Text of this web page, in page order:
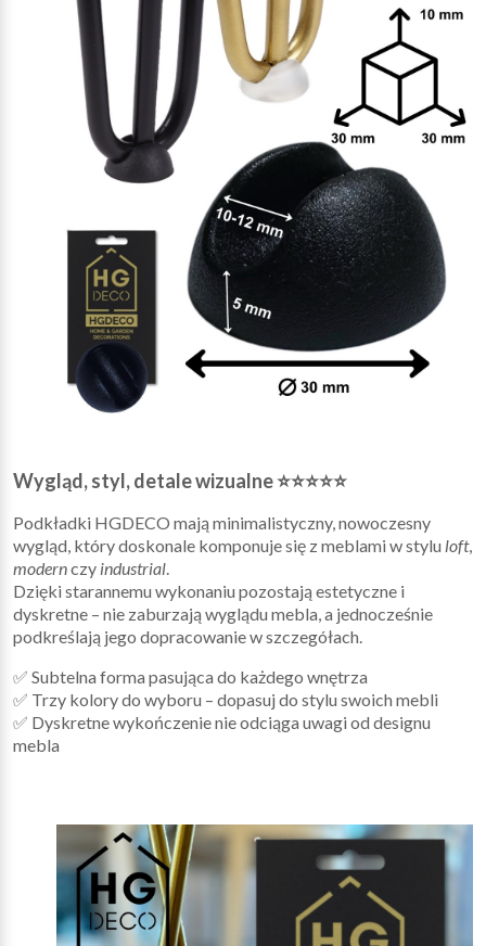
Wygląd, styl, detale wizualne ⭐⭐⭐⭐⭐
Podkładki HGDECO mają minimalistyczny, nowoczesny
wygląd, który doskonale komponuje się z meblami w stylu loft,
modernczy industrial.
Dzięki starannemu wykonaniu pozostają estetyczne i
dyskretne – nie zaburzają wyglądu mebla, a jednocześnie
podkreślają jego dopracowanie w szczegółach.
✅ Subtelna forma pasująca do każdego wnętrza
✅ Trzy kolory do wyboru – dopasuj do stylu swoich mebli
✅ Dyskretne wykończenie nie odciąga uwagi od designu
mebla